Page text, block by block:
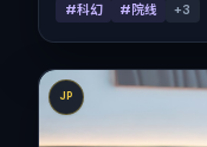
#科幻 #院线 +3
JP